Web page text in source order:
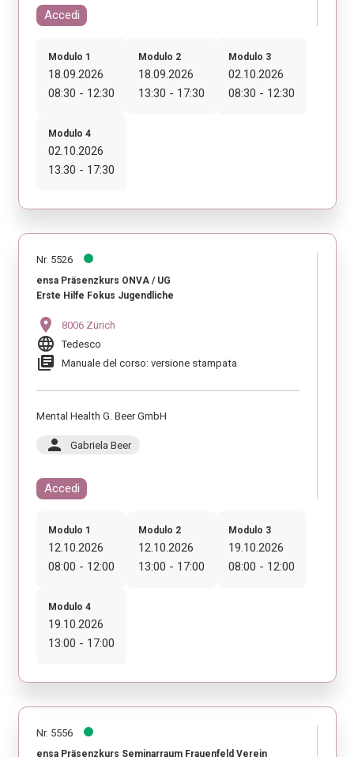
Accedi
Modulo 1
18.09.2026
08:30 - 12:30
Modulo 2
18.09.2026
13:30 - 17:30
Modulo 3
02.10.2026
08:30 - 12:30
Modulo 4
02.10.2026
13:30 - 17:30
Nr. 5526
ensa Präsenzkurs ONVA / UG
Erste Hilfe Fokus Jugendliche
location_on 8006 Zürich
language Tedesco
library_books Manuale del corso: versione stampata
Mental Health G. Beer GmbH
person Gabriela Beer
Accedi
Modulo 1
12.10.2026
08:00 - 12:00
Modulo 2
12.10.2026
13:00 - 17:00
Modulo 3
19.10.2026
08:00 - 12:00
Modulo 4
19.10.2026
13:00 - 17:00
Nr. 5556
ensa Präsenzkurs Seminarraum Frauenfeld Verein